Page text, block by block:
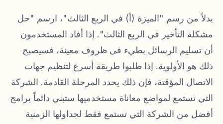
بدلاً من رسم "الميزة (أ) في الربع الثالث"، ارسم "حل
مشكلة التأخير في الربع الثالث". إذا أفاد المستخدمون
أن تسليم الرسائل بطيء في ظروف معينة، فسيصبح
ذلك هو الأولوية. إذا طلبوا طريقة أسرع لتنظيم جهات
الاتصال المؤقتة، فإن ذلك يحدد المرحلة القادمة. الشركة
التي تستمع لمواضع معاناة مستخدميها ستبني دائماً برامج
أفضل من الشركة التي تستمع فقط لجداولها الزمنية